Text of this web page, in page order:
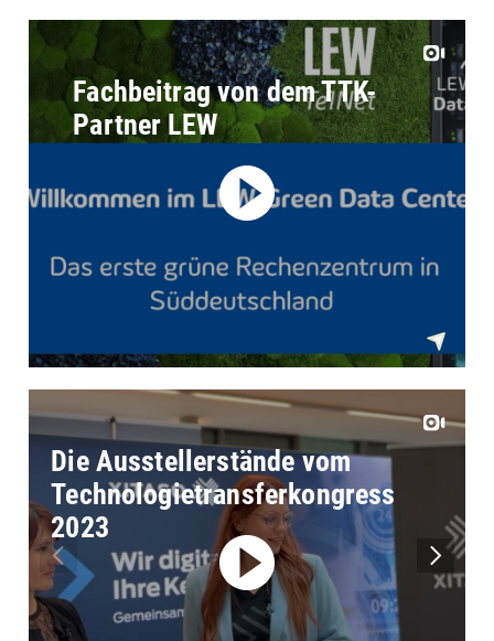
Fachbeitrag von dem TTK-
Partner LEW
Die Ausstellerstände vom
Technologietransferkongress
2023